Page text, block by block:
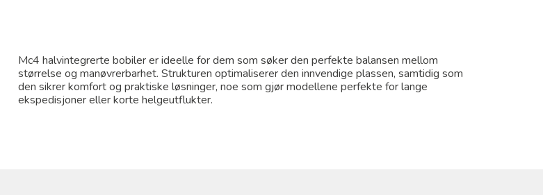
Mc4 halvintegrerte bobiler er ideelle for dem som søker den perfekte balansen mellom
størrelse og manøvrerbarhet. Strukturen optimaliserer den innvendige plassen, samtidig som
den sikrer komfort og praktiske løsninger, noe som gjør modellene perfekte for lange
ekspedisjoner eller korte helgeutflukter.